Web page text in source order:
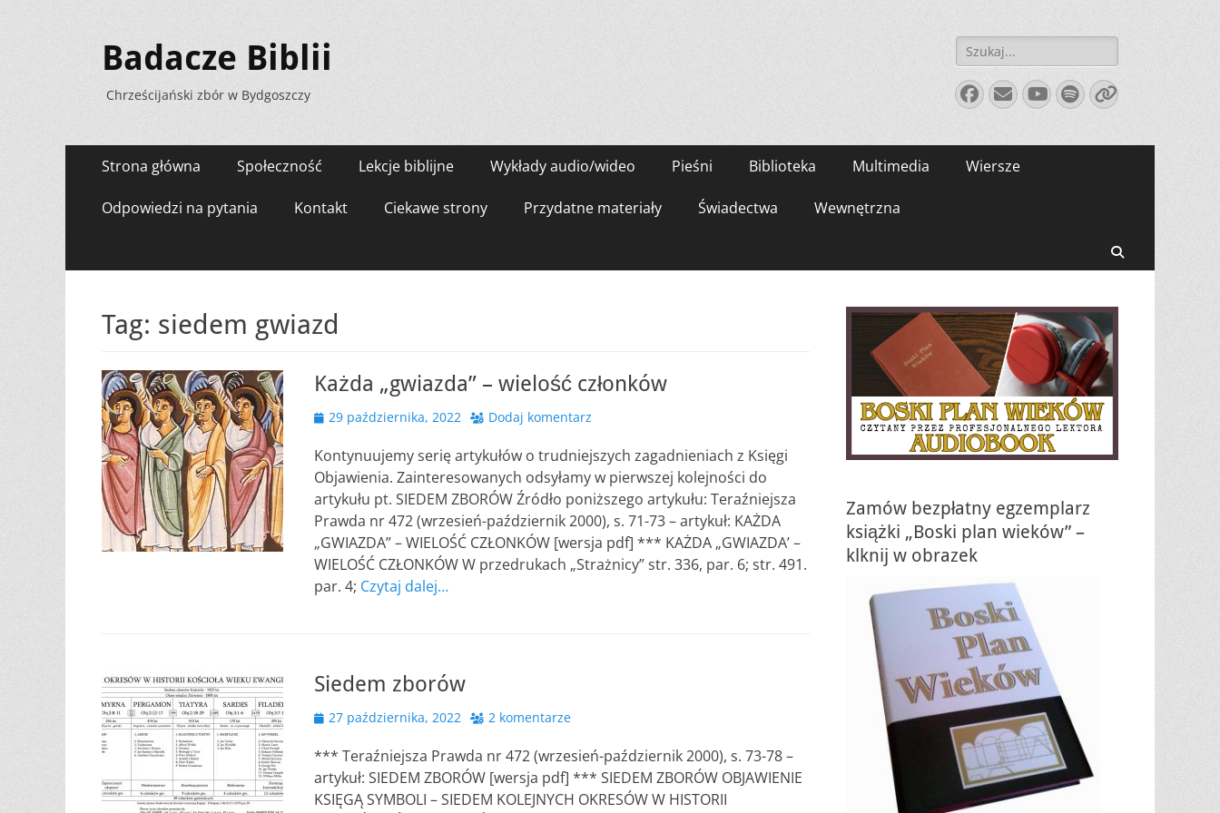
Badacze Biblii
Chrześcijański zbór w Bydgoszczy
Szukaj:
Facebook
E-
mail
YouTube
Spotify
Link
Menu
zawartości
Strona główna Społeczność Lekcje biblijne Wykłady audio/wideo Pieśni Biblioteka Multimedia Wiersze
Odpowiedzi na pytania Kontakt Ciekawe strony Przydatne materiały Świadectwa Wewnętrzna
Tag: siedem gwiazd
Każda „gwiazda” – wielość członków
Opublikowano
29 października, 2022 Dodaj komentarz
Kontynuujemy serię artykułów o trudniejszych zagadnieniach z Księgi
Objawienia. Zainteresowanych odsyłamy w pierwszej kolejności do
artykułu pt. SIEDEM ZBORÓW Źródło poniższego artykułu: Teraźniejsza
Prawda nr 472 (wrzesień-październik 2000), s. 71-73 – artykuł: KAŻDA
„GWIAZDA” – WIELOŚĆ CZŁONKÓW [wersja pdf] *** KAŻDA „GWIAZDA’ –
WIELOŚĆ CZŁONKÓW W przedrukach „Strażnicy” str. 336, par. 6; str. 491.
par. 4; Czytaj dalej…
Siedem zborów
Opublikowano
27 października, 2022 2 komentarze
*** Teraźniejsza Prawda nr 472 (wrzesień-październik 2000), s. 73-78 –
artykuł: SIEDEM ZBORÓW [wersja pdf] *** SIEDEM ZBORÓW OBJAWIENIE
KSIĘGĄ SYMBOLI – SIEDEM KOLEJNYCH OKRESÓW W HISTORII
Zamów bezpłatny egzemplarz
książki „Boski plan wieków” –
klknij w obrazek